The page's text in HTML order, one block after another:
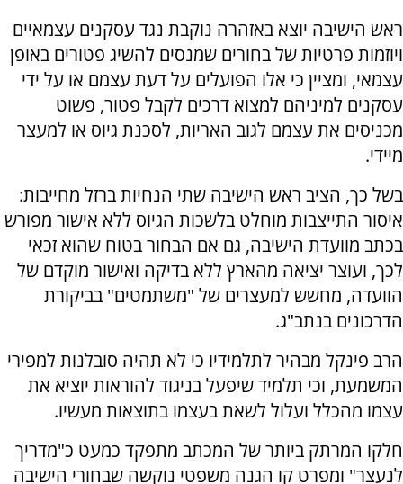
ראש הישיבה יוצא באזהרה נוקבת נגד עסקנים עצמאיים
ויוזמות פרטיות של בחורים שמנסים להשיג פטורים באופן
עצמאי, ומציין כי אלו הפועלים על דעת עצמם או על ידי
עסקנים למיניהם למצוא דרכים לקבל פטור, פשוט
מכניסים את עצמם לגוב האריות, לסכנת גיוס או למעצר
מיידי.
בשל כך, הציב ראש הישיבה שתי הנחיות ברזל מחייבות:
איסור התייצבות מוחלט בלשכות הגיוס ללא אישור מפורש
בכתב מוועדת הישיבה, גם אם הבחור בטוח שהוא זכאי
לכך, ועוצר יציאה מהארץ ללא בדיקה ואישור מוקדם של
הוועדה, מחשש למעצרים של "משתמטים" בביקורת
הדרכונים בנתב"ג.
הרב פינקל מבהיר לתלמידיו כי לא תהיה סובלנות למפירי
המשמעת, וכי תלמיד שיפעל בניגוד להוראות יוציא את
עצמו מהכלל ועלול לשאת בעצמו בתוצאות מעשיו.
חלקו המרתק ביותר של המכתב מתפקד כמעט כ"מדריך
לנעצר" ומפרט קו הגנה משפטי נוקשה שבחורי הישיבה